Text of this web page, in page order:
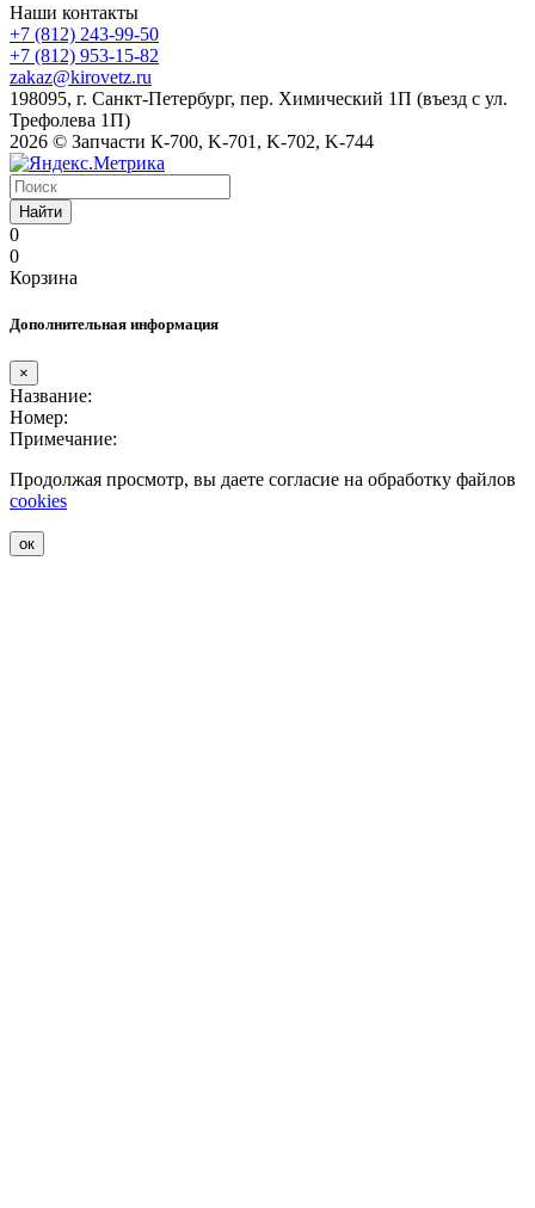
Наши контакты
+7 (812) 243-99-50
+7 (812) 953-15-82
zakaz@kirovetz.ru
198095, г. Санкт-Петербург, пер. Химический 1П (въезд с ул.
Трефолева 1П)
2026 © Запчасти К-700, K-701, K-702, K-744
Найти
0
0
Корзина
Дополнительная информация
×
Название:
Номер:
Примечание:
Продолжая просмотр, вы даете согласие на обработку файлов
cookies
ок